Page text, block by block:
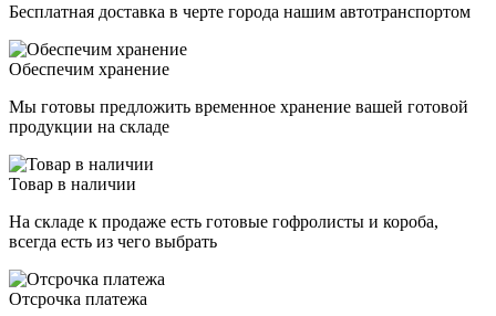
Бесплатная доставка в черте города нашим автотранспортом
Обеспечим хранение
Мы готовы предложить временное хранение вашей готовой
продукции на складе
Товар в наличии
На складе к продаже есть готовые гофролисты и короба,
всегда есть из чего выбрать
Отсрочка платежа